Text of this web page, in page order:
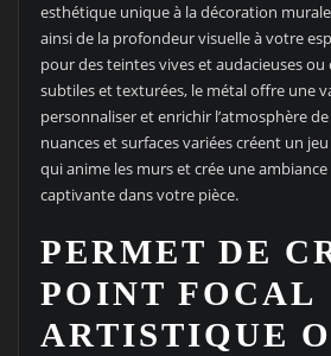
esthétique unique à la décoration
ainsi de la profondeur visuelle à votre
pour des teintes vives et audacieuses
subtiles et texturées, le métal offre une
personnaliser et enrichir l’atmosphère
nuances et surfaces variées créent un
qui anime les murs et crée une
captivante dans votre pièce.
PERMET DE
POINT FOCAL
ARTISTIQUE